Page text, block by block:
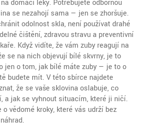
domácí léky. Potřebujete odbornou
se nezahojí sama — jen se zhoršuje.
odolnost skla, není používat drahé
čištění, zdravou stravu a preventivní
Když vidíte, že vám zuby reagují na
se na nich objevují bílé skvrny, je to
jen o tom, jak bílé máte zuby — je to o
budete mít. V této sbírce najdete
že se vaše sklovina oslabuje, co
a jak se vyhnout situacím, které ji ničí.
vědomé kroky, které vás udrží bez